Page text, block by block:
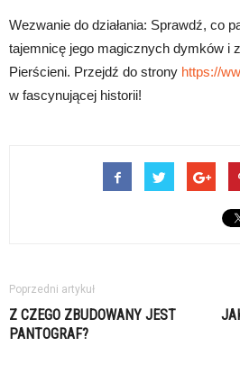
Wezwanie do działania: Sprawdź, co
tajemnicę jego magicznych dymków i
Pierścieni. Przejdź do strony https://
w fascynującej historii!
Poprzedni artykuł
Z CZEGO ZBUDOWANY JEST
PANTOGRAF?